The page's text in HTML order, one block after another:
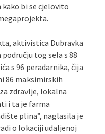
bi se cjelovito
aktivistica Dubravka
području tog sela s 88
s 96 peradarnika, čija
86 maksimirskih
zdravlje, lokalna
i ta je farma
plina”, naglasila je
o lokaciji udaljenoj